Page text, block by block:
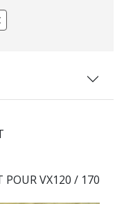
POUR VX120 / 170